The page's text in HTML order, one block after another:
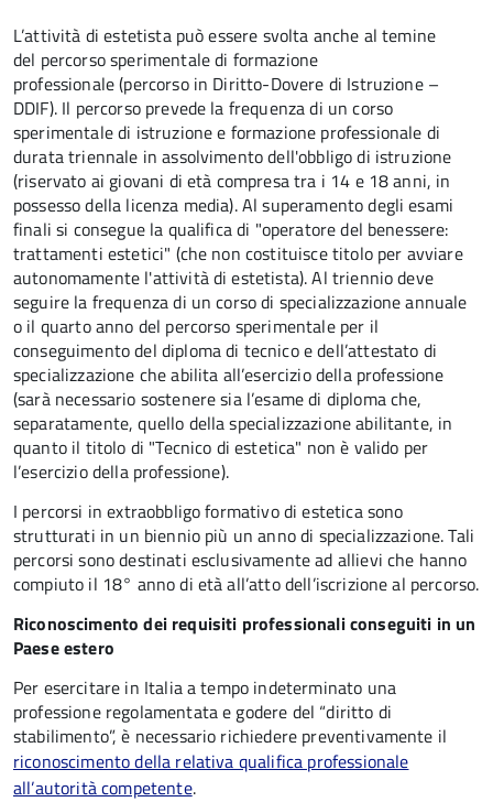
L’attività di estetista può essere svolta anche al temine
del percorso sperimentale di formazione
professionale (percorso in Diritto-Dovere di Istruzione –
DDIF). Il percorso prevede la frequenza di un corso
sperimentale di istruzione e formazione professionale di
durata triennale in assolvimento dell'obbligo di istruzione
(riservato ai giovani di età compresa tra i 14 e 18 anni, in
possesso della licenza media). Al superamento degli esami
finali si consegue la qualifica di "operatore del benessere:
trattamenti estetici" (che non costituisce titolo per avviare
autonomamente l'attività di estetista). Al triennio deve
seguire la frequenza di un corso di specializzazione annuale
o il quarto anno del percorso sperimentale per il
conseguimento del diploma di tecnico e dell’attestato di
specializzazione che abilita all’esercizio della professione
(sarà necessario sostenere sia l’esame di diploma che,
separatamente, quello della specializzazione abilitante, in
quanto il titolo di "Tecnico di estetica" non è valido per
l’esercizio della professione).
I percorsi in extraobbligo formativo di estetica sono
strutturati in un biennio più un anno di specializzazione. Tali
percorsi sono destinati esclusivamente ad allievi che hanno
compiuto il 18° anno di età all’atto dell’iscrizione al percorso.
Riconoscimento dei requisiti professionali conseguiti in un
Paese estero
Per esercitare in Italia a tempo indeterminato una
professione regolamentata e godere del “diritto di
stabilimento”, è necessario richiedere preventivamente il
riconoscimento della relativa qualifica professionale
all’autorità competente.